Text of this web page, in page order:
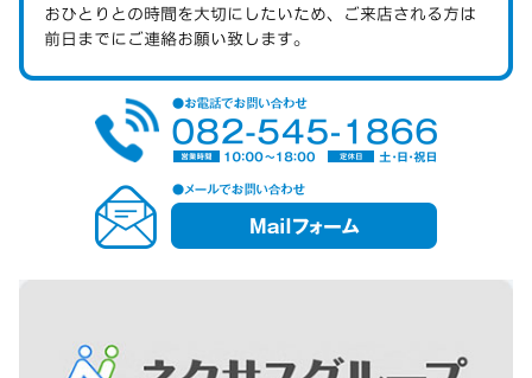
おひとりとの時間を大切にしたいため、ご来店される方は
前日までにご連絡お願い致します。
メ
ー
ル
フ
ー